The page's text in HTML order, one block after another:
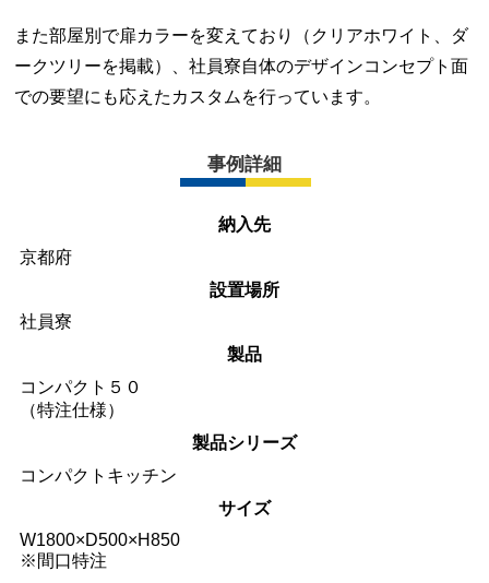
また部屋別で扉カラーを変えており（クリアホワイト、ダ
ークツリーを掲載）、社員寮自体のデザインコンセプト面
での要望にも応えたカスタムを行っています。
事例詳細
納入先
京都府
設置場所
社員寮
製品
コンパクト５０
（特注仕様）
製品シリーズ
コンパクトキッチン
サイズ
W1800×D500×H850
※間口特注